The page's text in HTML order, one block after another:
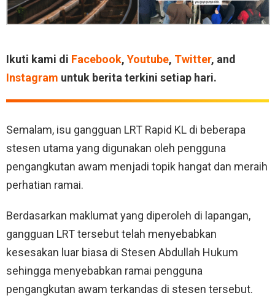
Ikuti kami di Facebook, Youtube, Twitter, and
Instagram untuk berita terkini setiap hari.
Semalam, isu gangguan LRT Rapid KL di beberapa
stesen utama yang digunakan oleh pengguna
pengangkutan awam menjadi topik hangat dan meraih
perhatian ramai.
Berdasarkan maklumat yang diperoleh di lapangan,
gangguan LRT tersebut telah menyebabkan
kesesakan luar biasa di Stesen Abdullah Hukum
sehingga menyebabkan ramai pengguna
pengangkutan awam terkandas di stesen tersebut.